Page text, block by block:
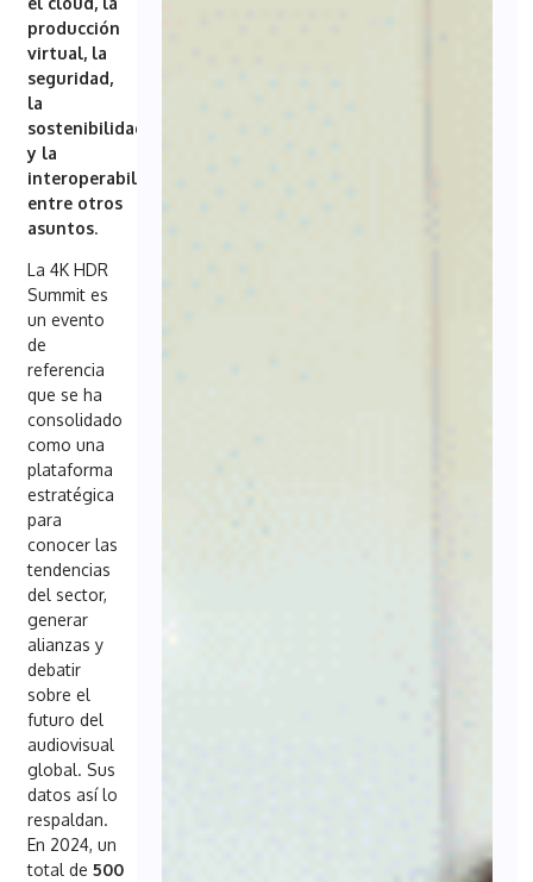
producción
virtual, la
seguridad,
la
sostenibilidad
y la
interoperabilidad,
entre otros
asuntos.
La 4K HDR
Summit es
un evento
de
referencia
que se ha
consolidado
como una
plataforma
estratégica
para
conocer las
tendencias
del sector,
generar
alianzas y
debatir
sobre el
futuro del
audiovisual
global. Sus
datos así lo
respaldan.
En 2024, un
total de500